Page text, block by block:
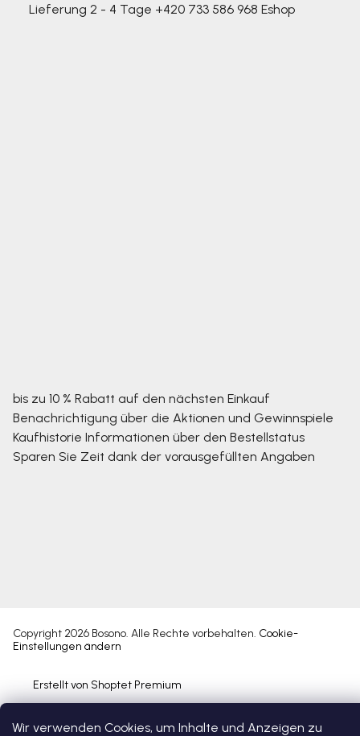
Wir verwenden Cookies, um Inhalte und Anzeigen zu
Lieferung 2 - 4 Tage +420 733 586 968 Eshop
bis zu 10 % Rabatt auf den nächsten Einkauf
Benachrichtigung über die Aktionen und Gewinnspiele
Kaufhistorie Informationen über den Bestellstatus
Sparen Sie Zeit dank der vorausgefüllten Angaben
Erstellt von Shoptet Premium
Copyright 2026 Bosono. Alle Rechte vorbehalten. Cookie-
Einstellungen ändern